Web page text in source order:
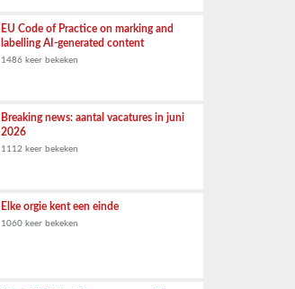
EU Code of Practice on marking and
labelling AI-generated content
1486 keer bekeken
Breaking news: aantal vacatures in juni
2026
1112 keer bekeken
Elke orgie kent een einde
1060 keer bekeken